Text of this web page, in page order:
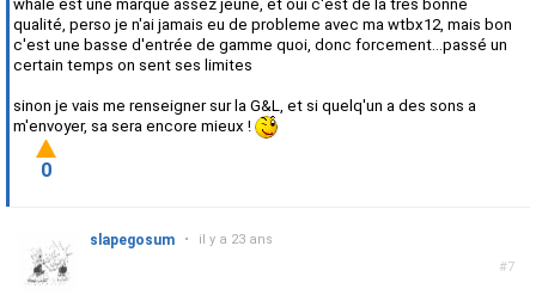
whale est une marque assez jeune, et oui c'est de la tres bonne
qualité, perso je n'ai jamais eu de probleme avec ma wtbx12, mais bon
c'est une basse d'entrée de gamme quoi, donc forcement...passé un
certain temps on sent ses limites
sinon je vais me renseigner sur la G&L, et si quelq'un a des sons a
m'envoyer, sa sera encore mieux !
0
#7
slapegosum • il y a 23 ans